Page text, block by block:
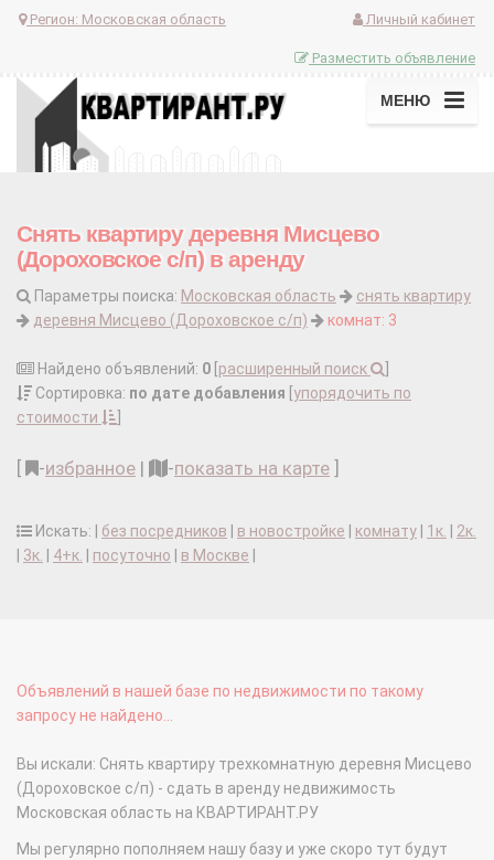
Регион: Московская область Личный кабинет
Разместить объявление
МЕНЮ
Снять квартиру деревня Мисцево
(Дороховское с/п) в аренду
Параметры поиска: Московская область
снять квартиру
деревня Мисцево (Дороховское с/п)
комнат: 3
Найдено объявлений: 0 расширенный поиск
Сортировка: по дате добавления упорядочить по
стоимости
-избранное | -показать на карте
Искать: | без посредников в новостройке комнату 1к.
2к.
3к. 4+к. посуточно в Москве
Объявлений в нашей базе по недвижимости по такому
запросу не найдено...
Вы искали: Снять квартиру трехкомнатную деревня Мисцево
(Дороховское с/п) - сдать в аренду недвижимость
Московская область на КВАРТИРАНТ.РУ
Мы регулярно пополняем нашу базу и уже скоро тут будут